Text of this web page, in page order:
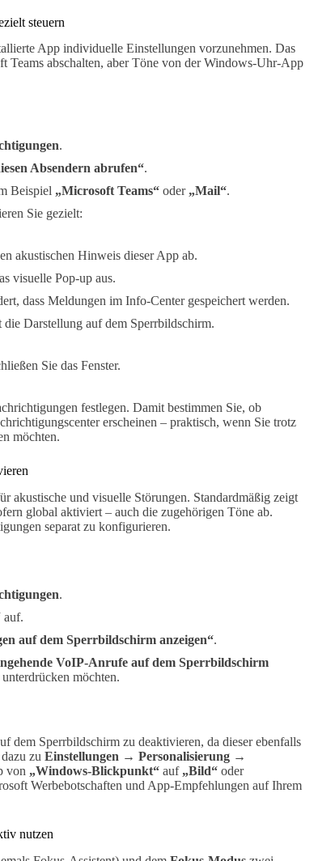
steuern
App individuelle Einstellungen vorzunehmen. Das
abschalten, aber Töne von der Windows-Uhr-App
.
Absendern abrufen“.
Beispiel „Microsoft Teams“ oder „Mail“.
Sie gezielt:
akustischen Hinweis dieser App ab.
visuelle Pop-up aus.
dass Meldungen im Info-Center gespeichert werden.
die Darstellung auf dem Sperrbildschirm.
Sie das Fenster.
festlegen. Damit bestimmen Sie, ob
erscheinen – praktisch, wenn Sie trotz
möchten.
akustische und visuelle Störungen. Standardmäßig zeigt
global aktiviert – auch die zugehörigen Töne ab.
separat zu konfigurieren.
.
auf.
auf dem Sperrbildschirm anzeigen“.
VoIP-Anrufe auf dem Sperrbildschirm
möchten.
dem Sperrbildschirm zu deaktivieren, da dieser ebenfalls
zu Einstellungen → Personalisierung →
von „Windows-Blickpunkt“ auf „Bild“ oder
Werbebotschaften und App-Empfehlungen auf Ihrem
nutzen